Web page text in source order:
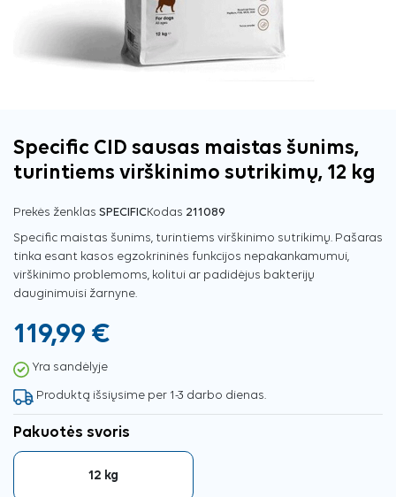
Specific CID sausas maistas šunims,
turintiems virškinimo sutrikimų, 12 kg
Prekės ženklas SPECIFICKodas 211089
Specific maistas šunims, turintiems virškinimo sutrikimų. Pašaras
tinka esant kasos egzokrininės funkcijos nepakankamumui,
virškinimo problemoms, kolitui ar padidėjus bakterijų
dauginimuisi žarnyne.
119,99 €
Yra sandėlyje
Produktą išsiųsime per 1-3 darbo dienas.
Pakuotės svoris
12 kg